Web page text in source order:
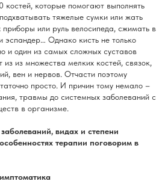
костей, которые помогают выполнять
тяжелые сумки или жать
приборы или руль велосипеда, сжимать в
эспандер… Однако кисть не только
и один из самых сложных суставов
из множества мелких костей, связок,
вен и нервов. Отчасти поэтому
просто. И причин тому немало –
травмы до системных заболеваний с
в организме.
видах и степени
терапии поговорим в